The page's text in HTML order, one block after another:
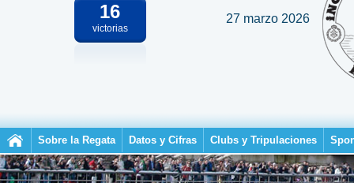
16
victorias
27 marzo 2026
Sobre la Regata Datos y Cifras Clubs y Tripulaciones